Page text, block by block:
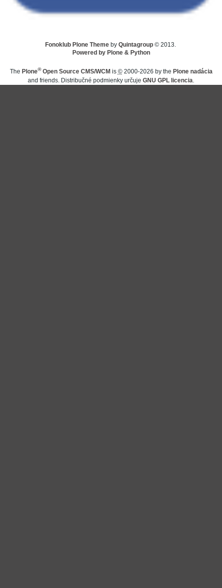
Fonoklub Plone Themeby Quintagroup© 2013.
Powered by Plone & Python
The Plone®Open Source CMS/WCM is ©2000-2026 by the Plone nadácia
and friends. Distribučné podmienky určuje GNU GPL licencia.